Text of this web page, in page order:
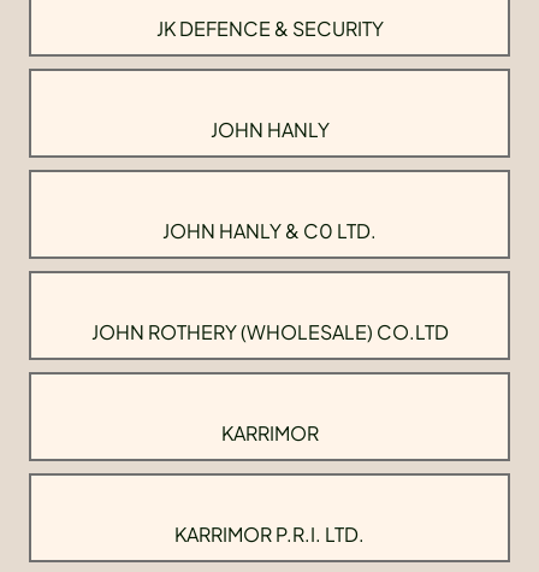
JK DEFENCE & SECURITY
JOHN HANLY
JOHN HANLY & C0 LTD.
JOHN ROTHERY (WHOLESALE) CO.LTD
KARRIMOR
KARRIMOR P.R.I. LTD.